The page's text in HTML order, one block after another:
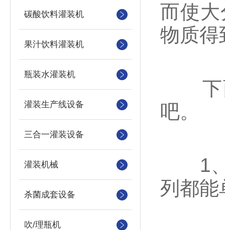
碳酸饮料灌装机
果汁饮料灌装机
瓶装水灌装机
灌装生产线设备
三合一灌装设备
灌装机械
杀菌成套设备
吹/理瓶机
而使
物质得
下面
吧。
1、
列都能